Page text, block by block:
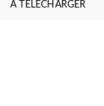
À TÉLÉCHARGER